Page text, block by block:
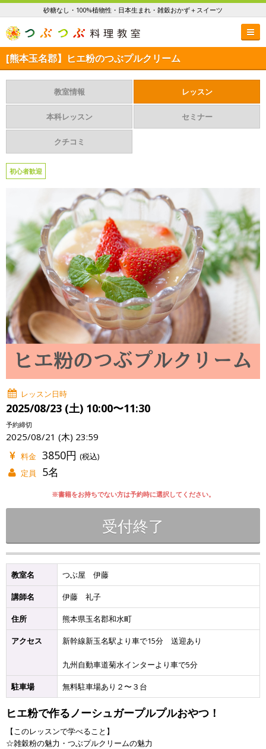
砂糖なし・100%植物性・日本生まれ・雑穀おかず＋スイーツ
[熊本玉名郡】ヒエ粉のつぶプルクリーム
教室情報 レッスン
本科レッスン セミナー
クチコミ
初心者歓迎
レッスン日時
2025/08/23 (土) 10:00〜11:30
予約締切
2025/08/21 (木) 23:59
料金 3850円 (税込)
定員
5名
※書籍をお持ちでない方は予約時に選択してください。
受付終了
教室名 つぶ屋 伊藤
講師名 伊藤 礼子
住所 熊本県玉名郡和水町
アクセス 新幹線新玉名駅より車で15分 送迎あり
九州自動車道菊水インターより車で5分
駐車場 無料駐車場あり２〜３台
ヒエ粉で作るノーシュガープルプルおやつ！
【このレッスンで学べること】
☆雑穀粉の魅力・つぶプルクリームの魅力